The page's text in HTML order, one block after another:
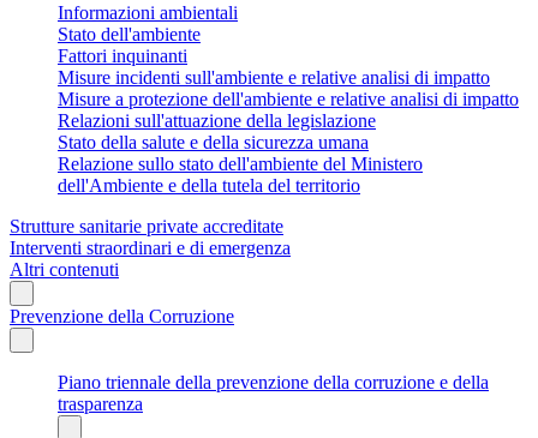
Informazioni ambientali
Stato dell'ambiente
Fattori inquinanti
Misure incidenti sull'ambiente e relative analisi di impatto
Misure a protezione dell'ambiente e relative analisi di impatto
Relazioni sull'attuazione della legislazione
Stato della salute e della sicurezza umana
Relazione sullo stato dell'ambiente del Ministero
dell'Ambiente e della tutela del territorio
Strutture sanitarie private accreditate
Interventi straordinari e di emergenza
Altri contenuti
Prevenzione della Corruzione
Piano triennale della prevenzione della corruzione e della
trasparenza